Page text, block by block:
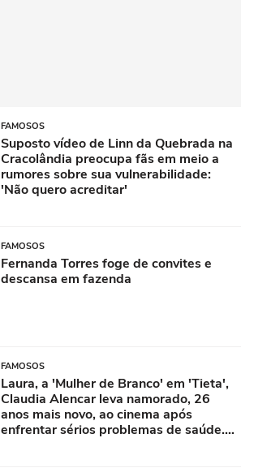
FAMOSOS
Suposto vídeo de Linn da Quebrada na
Cracolândia preocupa fãs em meio a
rumores sobre sua vulnerabilidade:
'Não quero acreditar'
FAMOSOS
Fernanda Torres foge de convites e
descansa em fazenda
FAMOSOS
Laura, a 'Mulher de Branco' em 'Tieta',
Claudia Alencar leva namorado, 26
anos mais novo, ao cinema após
enfrentar sérios problemas de saúde.